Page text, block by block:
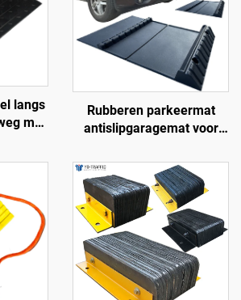
langs
met
van
Rubberen parkeermat
antislipgaragemat voor
SUV/vrachtwagens/